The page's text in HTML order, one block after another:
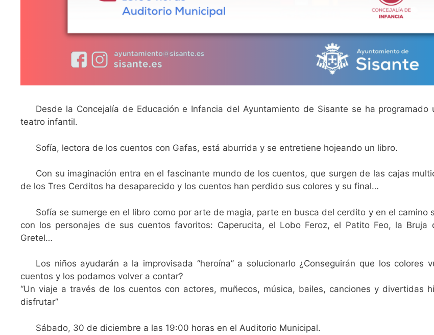
Desde la Concejalía de Educación e Infancia del Ayuntamiento de Sisante se ha programado
teatro infantil.
Sofía, lectora de los cuentos con Gafas, está aburrida y se entretiene hojeando un libro.
Con su imaginación entra en el fascinante mundo de los cuentos, que surgen de las cajas
de los Tres Cerditos ha desaparecido y los cuentos han perdido sus colores y su final…
Sofía se sumerge en el libro como por arte de magia, parte en busca del cerdito y en el camino
con los personajes de sus cuentos favoritos: Caperucita, el Lobo Feroz, el Patito Feo, la Bruja
Gretel…
Los niños ayudarán a la improvisada “heroína” a solucionarlo ¿Conseguirán que los colores
cuentos y los podamos volver a contar?
“Un viaje a través de los cuentos con actores, muñecos, música, bailes, canciones y divertidas
disfrutar”
Sábado, 30 de diciembre a las 19:00 horas en el Auditorio Municipal.